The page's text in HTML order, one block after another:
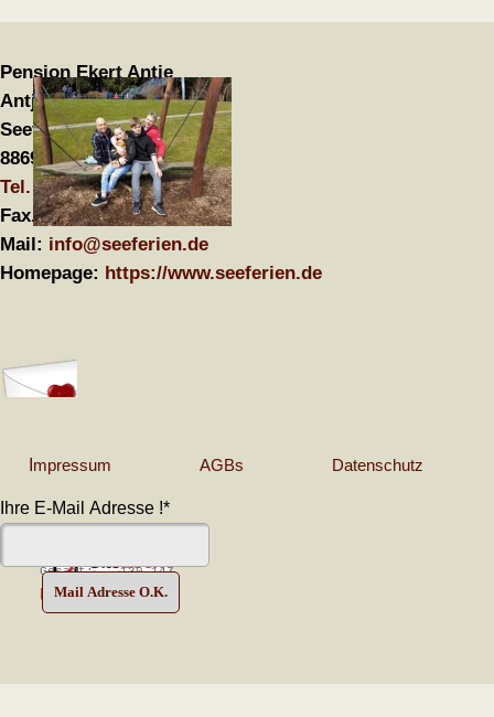
Pension Ekert Antje
Antje Ekert
Seefelderstr. 3
88690 Unteruhldingen
Tel. 07556 50411
Fax. 07556 50420
Mail: info@seeferien.de
Homepage: https://www.seeferien.de
mpressum AGBs Datenschutz
Gesamt:
130.147
Ihre E-Mail Adresse !*